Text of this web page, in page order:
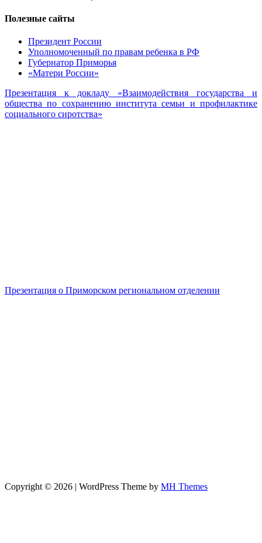
Полезные сайты
Президент России
Уполномоченный по правам ребенка в РФ
Губернатор Приморья
«Матери России»
Презентация к докладу «Взаимодействия государства и
общества по сохранению института семьи и профилактике
социального сиротства»
Презентация о Приморском региональном отделении
Copyright © 2026 | WordPress Theme by MH Themes